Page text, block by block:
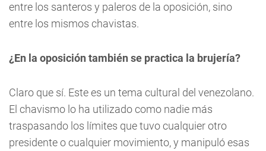
entre los santeros y paleros de la oposición, sino
entre los mismos chavistas.
¿En la oposición también se practica la brujería?
Claro que sí. Este es un tema cultural del venezolano.
El chavismo lo ha utilizado como nadie más
traspasando los límites que tuvo cualquier otro
presidente o cualquier movimiento, y manipuló esas